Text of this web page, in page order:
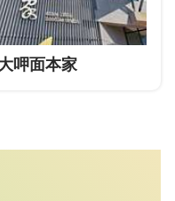
呷面本家